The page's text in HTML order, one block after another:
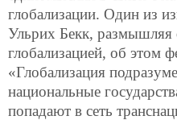
глобализации. Один из
Ульрих Бекк, размышляя
глобализацией, об этом
«Глобализация
национальные
попадают в сеть